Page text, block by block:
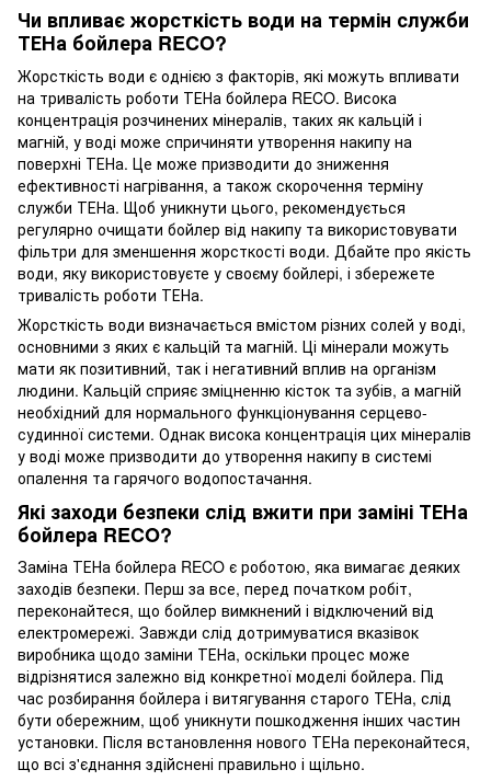
Чи впливає жорсткість води на термін служби
ТЕНа бойлера RECO?
Жорсткість води є однією з факторів, які можуть впливати
на тривалість роботи ТЕНа бойлера RECO. Висока
концентрація розчинених мінералів, таких як кальцій і
магній, у воді може спричиняти утворення накипу на
поверхні ТЕНа. Це може призводити до зниження
ефективності нагрівання, а також скорочення терміну
служби ТЕНа. Щоб уникнути цього, рекомендується
регулярно очищати бойлер від накипу та використовувати
фільтри для зменшення жорсткості води. Дбайте про якість
води, яку використовуєте у своєму бойлері, і збережете
тривалість роботи ТЕНа.
Жорсткість води визначається вмістом різних солей у воді,
основними з яких є кальцій та магній. Ці мінерали можуть
мати як позитивний, так і негативний вплив на організм
людини. Кальцій сприяє зміцненню кісток та зубів, а магній
необхідний для нормального функціонування серцево-
судинної системи. Однак висока концентрація цих мінералів
у воді може призводити до утворення накипу в системі
опалення та гарячого водопостачання.
Які заходи безпеки слід вжити при заміні ТЕНа
бойлера RECO?
Заміна ТЕНа бойлера RECO є роботою, яка вимагає деяких
заходів безпеки. Перш за все, перед початком робіт,
переконайтеся, що бойлер вимкнений і відключений від
електромережі. Завжди слід дотримуватися вказівок
виробника щодо заміни ТЕНа, оскільки процес може
відрізнятися залежно від конкретної моделі бойлера. Під
час розбирання бойлера і витягування старого ТЕНа, слід
бути обережним, щоб уникнути пошкодження інших частин
установки. Після встановлення нового ТЕНа переконайтеся,
що всі з'єднання здійснені правильно і щільно.